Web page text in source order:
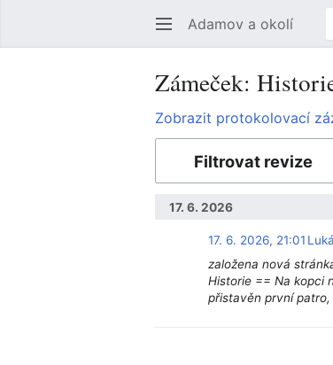
Adamov a okolí
Zámeček:
Zobrazit protokolovací
Filtrovat revize
17. 6. 2026
17. 6. 2026, 21:01
založena nová
Historie == Na kopci
přistavěn první